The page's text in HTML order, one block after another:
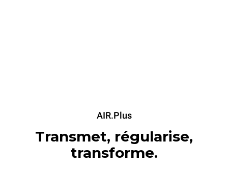
AIR.Plus
Transmet, régularise,
transforme.